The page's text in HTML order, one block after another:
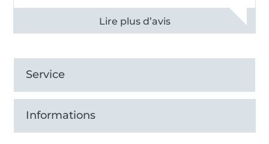
Voir tous les 11495 commentaires
Service
Informations